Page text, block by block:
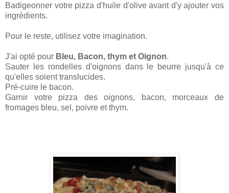
Badigeonner votre pizza d'huile d'olive avant d'y ajouter vos
ingrédients.
Pour le reste, utilisez votre imagination.
J'ai opté pour Bleu, Bacon, thym et Oignon.
Sauter les rondelles d'oignons dans le beurre jusqu'à ce
qu'elles soient translucides.
Pré-cuire le bacon.
Garnir votre pizza des oignons, bacon, morceaux de
fromages bleu, sel, poivre et thym.